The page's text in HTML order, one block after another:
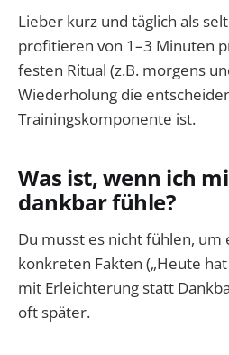
Lieber kurz und täglich als
profitieren von 1–3 Minuten
festen Ritual (z.B. morgens
Wiederholung die
Trainingskomponente ist.
Was ist, wenn ich
dankbar fühle?
Du musst es nicht fühlen, um
konkreten Fakten („Heute
mit Erleichterung statt
oft später.